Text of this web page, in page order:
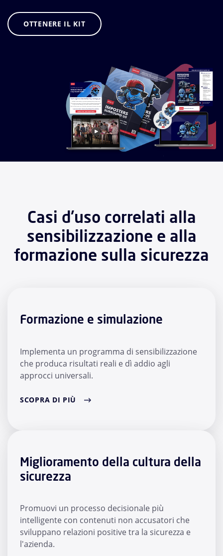
OTTENERE IL KIT
Casi d'uso correlati alla
sensibilizzazione e alla
formazione sulla sicurezza
Formazione e simulazione
Implementa un programma di sensibilizzazione
che produca risultati reali e dì addio agli
approcci universali.
SCOPRA DI PIÙ
Miglioramento della cultura della
sicurezza
Promuovi un processo decisionale più
intelligente con contenuti non accusatori che
sviluppano relazioni positive tra la sicurezza e
l'azienda.